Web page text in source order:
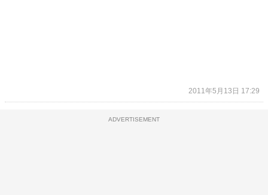
2011年5月13日 17:29
ADVERTISEMENT